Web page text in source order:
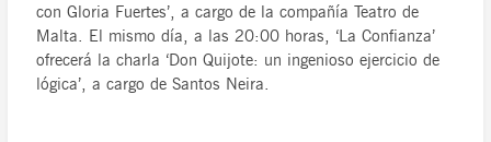
con Gloria Fuertes’, a cargo de la compañía Teatro de
Malta. El mismo día, a las 20:00 horas, ‘La Confianza’
ofrecerá la charla ‘Don Quijote: un ingenioso ejercicio de
lógica’, a cargo de Santos Neira.